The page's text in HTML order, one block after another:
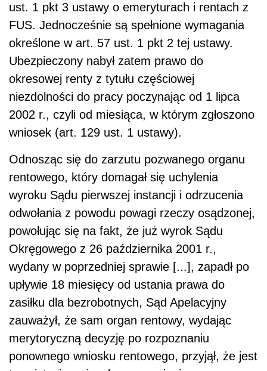
ust. 1 pkt 3 ustawy o emeryturach i rentach z
FUS. Jednocześnie są spełnione wymagania
określone w art. 57 ust. 1 pkt 2 tej ustawy.
Ubezpieczony nabył zatem prawo do
okresowej renty z tytułu częściowej
niezdolności do pracy poczynając od 1 lipca
2002 r., czyli od miesiąca, w którym zgłoszono
wniosek (art. 129 ust. 1 ustawy).
Odnosząc się do zarzutu pozwanego organu
rentowego, który domagał się uchylenia
wyroku Sądu pierwszej instancji i odrzucenia
odwołania z powodu powagi rzeczy osądzonej,
powołując się na fakt, że już wyrok Sądu
Okręgowego z 26 października 2001 r.,
wydany w poprzedniej sprawie [...], zapadł po
upływie 18 miesięcy od ustania prawa do
zasiłku dla bezrobotnych, Sąd Apelacyjny
zauważył, że sam organ rentowy, wydając
merytoryczną decyzję po rozpoznaniu
ponownego wniosku rentowego, przyjął, że jest